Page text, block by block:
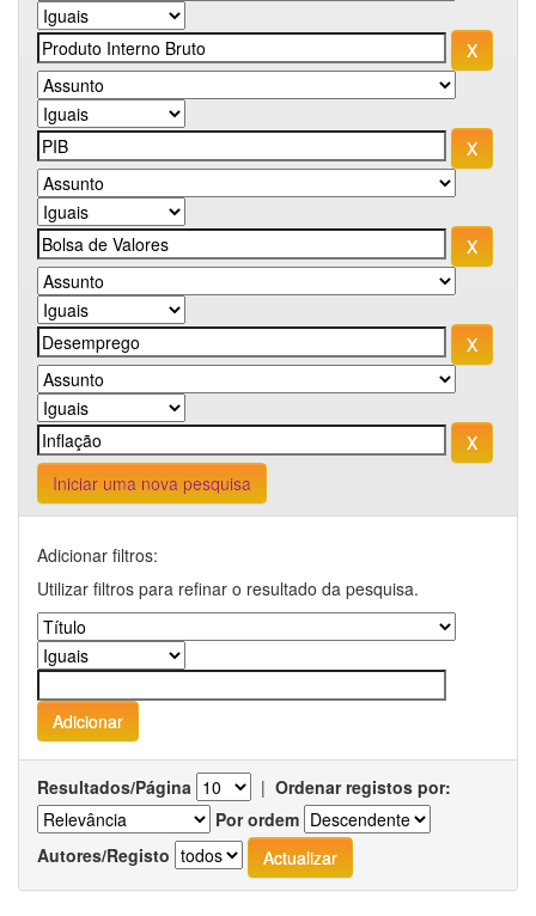
Iniciar uma nova pesquisa
Adicionar filtros:
Utilizar filtros para refinar o resultado da pesquisa.
Resultados/Página | Ordenar registos por:
Por ordem
Autores/Registo